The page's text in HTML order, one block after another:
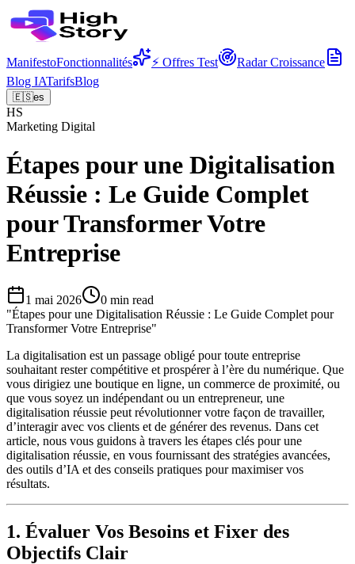
ManifestoFonctionnalités ⚡ Offres Test
Radar Croissance
Blog IATarifsBlog
🇪🇸es
HS
Marketing Digital
Étapes pour une Digitalisation
Réussie : Le Guide Complet
pour Transformer Votre
Entreprise
1 mai 2026 0 min read
"Étapes pour une Digitalisation Réussie : Le Guide Complet pour
Transformer Votre Entreprise"
La digitalisation est un passage obligé pour toute entreprise
souhaitant rester compétitive et prospérer à l’ère du numérique. Que
vous dirigiez une boutique en ligne, un commerce de proximité, ou
que vous soyez un indépendant ou un entrepreneur, une
digitalisation réussie peut révolutionner votre façon de travailler,
d’interagir avec vos clients et de générer des revenus. Dans cet
article, nous vous guidons à travers les étapes clés pour une
digitalisation réussie, en vous fournissant des stratégies avancées,
des outils d’IA et des conseils pratiques pour maximiser vos
résultats.
1. Évaluer Vos Besoins et Fixer des
Objectifs Clair